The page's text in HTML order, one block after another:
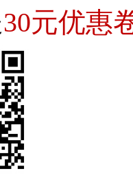
30元优惠